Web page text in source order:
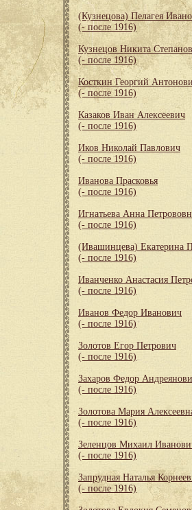
(Кузнецова) Пелагея
(- после 1916)
Кузнецов Никита
(- после 1916)
Косткин Георгий
(- после 1916)
Казаков Иван Алексеевич
(- после 1916)
Иков Николай Павлович
(- после 1916)
Иванова Прасковья
(- после 1916)
Игнатьева Анна
(- после 1916)
(Ивашинцева) Екатерина
(- после 1916)
Иванченко Анастасия
(- после 1916)
Иванов Федор Иванович
(- после 1916)
Золотов Егор Петрович
(- после 1916)
Захаров Федор
(- после 1916)
Золотова Мария
(- после 1916)
Зеленцов Михаил
(- после 1916)
Запрудная Наталья
(- после 1916)